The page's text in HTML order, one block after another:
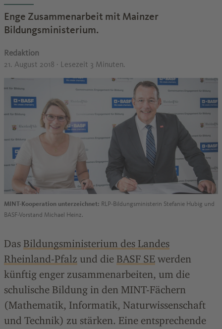
Enge Zusammenarbeit mit Mainzer
Bildungsministerium.
Redaktion
21. August 2018 · Lesezeit 3 Minuten.
MINT-Kooperation unterzeichnet: RLP-Bildungsministerin Stefanie Hubig und
BASF-Vorstand Michael Heinz.
Das Bildungsministerium des Landes
Rheinland-Pfalz und die BASF SE werden
künftig enger zusammenarbeiten, um die
schulische Bildung in den MINT-Fächern
(Mathematik, Informatik, Naturwissenschaft
und Technik) zu stärken. Eine entsprechende